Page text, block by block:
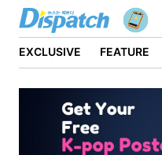
EXCLUSIVE FEATURE